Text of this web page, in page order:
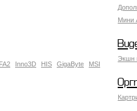
Мини
Экшн
Inno3D HIS GigaByte
MSI